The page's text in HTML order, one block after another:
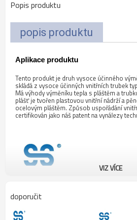
Popis produktu
popis produktu
Aplikace produktu
Tento produkt je druh vysoce účinného
skládá z vysoce účinných vnitřních trubek
Má výhody výměníku tepla s pláštěm a
plášť je tvořen plastovou vnitřní nádrží a
ocelovým pláštěm. Způsob uspořádání
certifikován jako náš patent na vynálezy
VIZ VÍCE
doporučit